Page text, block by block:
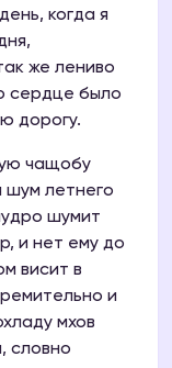
когда я
же лениво
сердце было
дорогу.
чащобу
шум летнего
шумит
и нет ему до
висит в
и
мхов
словно